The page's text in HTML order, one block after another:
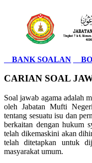
BANK SOALAN
CARIAN SOAL
Soal jawab agama adalah
oleh Jabatan Mufti
tentang sesuatu isu dan
berkaitan dengan hukum
telah dikemaskini akan
telah ditetapkan untuk
masyarakat umum.